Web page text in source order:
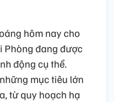
hôm nay cho
Phòng đang được
động cụ thể.
mục tiêu lớn
từ quy hoạch hạ